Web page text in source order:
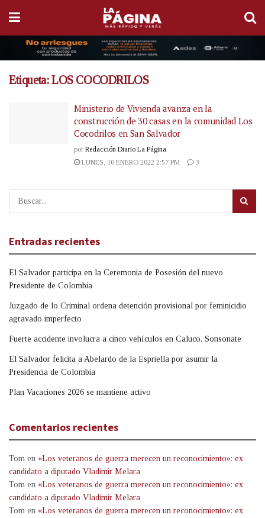
Etiqueta:LOS COCODRILOS
Ministerio de Vivienda avanza en la
construcción de 30 casas en la comunidad Los
Cocodrilos en San Salvador
por Redacción Diario La Página
LUNES, 10 ENERO 2022 2:57 PM
3
Entradas recientes
El Salvador participa en la Ceremonia de Posesión del nuevo
Presidente de Colombia
Juzgado de lo Criminal ordena detención provisional por feminicidio
agravado imperfecto
Fuerte accidente involucra a cinco vehículos en Caluco, Sonsonate
El Salvador felicita a Abelardo de la Espriella por asumir la
Presidencia de Colombia
Plan Vacaciones 2026 se mantiene activo
Comentarios recientes
Tom en «Los veteranos de guerra merecen un reconocimiento»: ex
candidato a diputado Vladimir Melara
Tom en «Los veteranos de guerra merecen un reconocimiento»: ex
candidato a diputado Vladimir Melara
Tom en «Los veteranos de guerra merecen un reconocimiento»: ex